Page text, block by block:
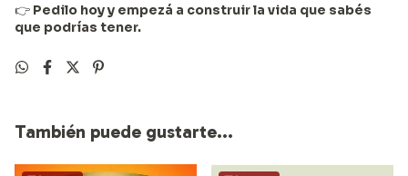
👉 Pedilo hoy y empezá a construir la vida que sabés
que podrías tener.
También puede gustarte...